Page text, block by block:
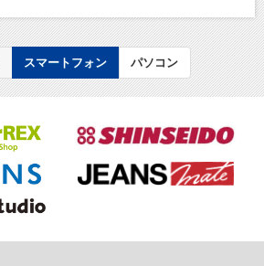
スマートフォン パソコン